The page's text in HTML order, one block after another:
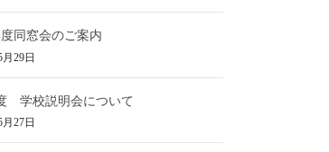
同窓会のご案内
29日
学校説明会について
27日